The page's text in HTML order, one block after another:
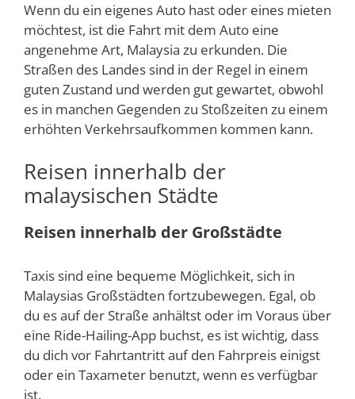
Wenn du ein eigenes Auto hast oder eines mieten
möchtest, ist die Fahrt mit dem Auto eine
angenehme Art, Malaysia zu erkunden. Die
Straßen des Landes sind in der Regel in einem
guten Zustand und werden gut gewartet, obwohl
es in manchen Gegenden zu Stoßzeiten zu einem
erhöhten Verkehrsaufkommen kommen kann.
Reisen innerhalb der
malaysischen Städte
Reisen innerhalb der Großstädte
Taxis sind eine bequeme Möglichkeit, sich in
Malaysias Großstädten fortzubewegen. Egal, ob
du es auf der Straße anhältst oder im Voraus über
eine Ride-Hailing-App buchst, es ist wichtig, dass
du dich vor Fahrtantritt auf den Fahrpreis einigst
oder ein Taxameter benutzt, wenn es verfügbar
ist.